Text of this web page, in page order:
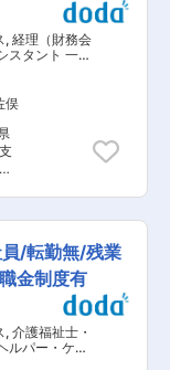
, 経理（財務会
スタント 一般
俣
/転勤無/残業
金制度有
, 介護福祉士・
ルパー・ケア